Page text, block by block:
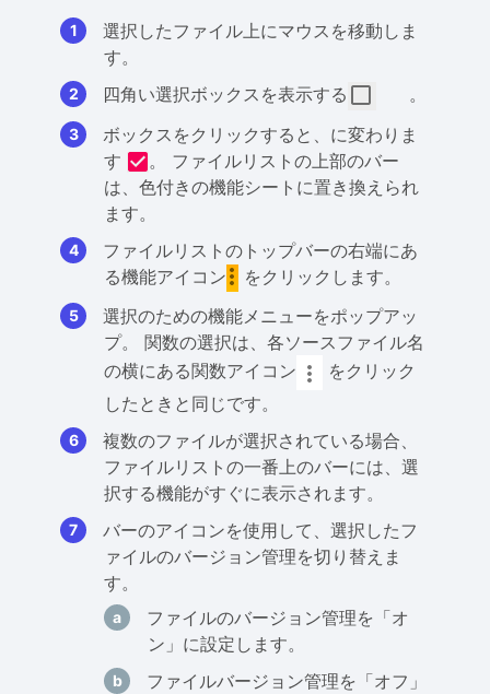
選択したファイル上にマウスを移動しま
す。
四角い選択ボックスを表示する
。
ボックスをクリックすると、に変わりま
す
。 ファイルリストの上部のバー
は、色付きの機能シートに置き換えられ
ます。
ファイルリストのトップバーの右端にあ
る機能アイコン
をクリックします。
選択のための機能メニューをポップアッ
プ。 関数の選択は、各ソースファイル名
の横にある関数アイコン
をクリック
したときと同じです。
複数のファイルが選択されている場合、
ファイルリストの一番上のバーには、選
択する機能がすぐに表示されます。
バーのアイコンを使用して、選択したフ
ァイルのバージョン管理を切り替えま
す。
ファイルのバージョン管理を「オ
ン」に設定します。
ファイルバージョン管理を「オフ」